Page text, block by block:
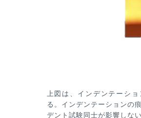
上図は、インデンテーシ
る。インデンテーションの
デント試験同士が影響しな